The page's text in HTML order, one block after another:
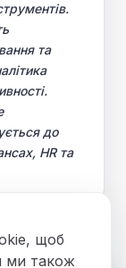
та
до
HR та
щоб
ми також